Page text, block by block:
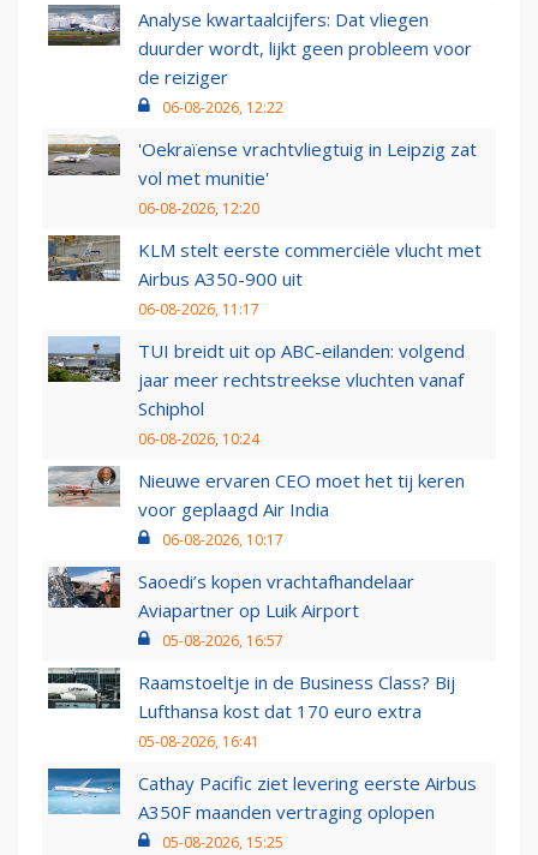
Analyse kwartaalcijfers: Dat vliegen
duurder wordt, lijkt geen probleem voor
de reiziger
06-08-2026, 12:22
'Oekraïense vrachtvliegtuig in Leipzig zat
vol met munitie'
06-08-2026, 12:20
KLM stelt eerste commerciële vlucht met
Airbus A350-900 uit
06-08-2026, 11:17
TUI breidt uit op ABC-eilanden: volgend
jaar meer rechtstreekse vluchten vanaf
Schiphol
06-08-2026, 10:24
Nieuwe ervaren CEO moet het tij keren
voor geplaagd Air India
06-08-2026, 10:17
Saoedi’s kopen vrachtafhandelaar
Aviapartner op Luik Airport
05-08-2026, 16:57
Raamstoeltje in de Business Class? Bij
Lufthansa kost dat 170 euro extra
05-08-2026, 16:41
Cathay Pacific ziet levering eerste Airbus
A350F maanden vertraging oplopen
05-08-2026, 15:25